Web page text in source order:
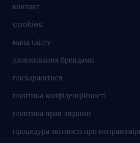
контакт
cookies
мапа сайту
зловживання брендами
поскаржитися
політика конфіденційності
політика прав людини
процедура звітності про